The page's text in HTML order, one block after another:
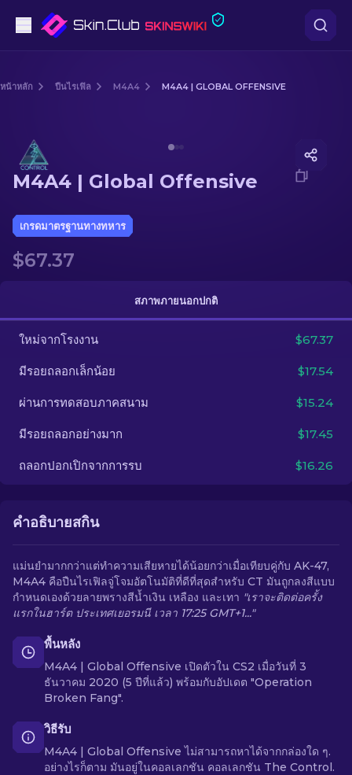
ปืนไรเฟิลซุ่มยิง
มีด
ถุงมือ
อื่น ๆ
หน้าหลัก ปืนไรเฟิล M4A4 M4A4 | GLOBAL OFFENSIVE
M4A4 | Global Offensive
เกรดมาตรฐานทางทหาร
$67.37
สภาพภายนอกปกติ
ใหม่จากโรงงาน $67.37
มีรอยถลอกเล็กน้อย $17.54
ผ่านการทดสอบภาคสนาม $15.24
มีรอยถลอกอย่างมาก $17.45
ถลอกปอกเปิกจากการรบ $16.26
คำอธิบายสกิน
แม่นยำมากกว่าแต่ทำความเสียหายได้น้อยกว่าเมื่อเทียบคู่กับ AK-47,
M4A4 คือปืนไรเฟิลจู่โจมอัตโนมัติที่ดีที่สุดสำหรับ CT มันถูกลงสีแบบ
กำหนดเองด้วยลายพรางสีน้ำเงิน เหลือง และเทา "เราจะติดต่อครั้ง
แรกในฮาร์ต ประเทศเยอรมนี เวลา 17:25 GMT+1..."
พื้นหลัง
M4A4 | Global Offensive เปิดตัวใน CS2 เมื่อวันที่ 3
ธันวาคม 2020 (5 ปีที่แล้ว) พร้อมกับอัปเดต "Operation
Broken Fang".
วิธีรับ
M4A4 | Global Offensive ไม่สามารถหาได้จากกล่องใด ๆ.
อย่างไรก็ตาม มันอยู่ในคอลเลกชัน คอลเลกชัน The Control.